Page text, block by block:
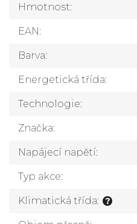
Hmotnost:
EAN:
Barva:
Energetická třída:
Technologie:
Značka:
Napájecí napětí:
Typ akce:
?
Klimatická třída: